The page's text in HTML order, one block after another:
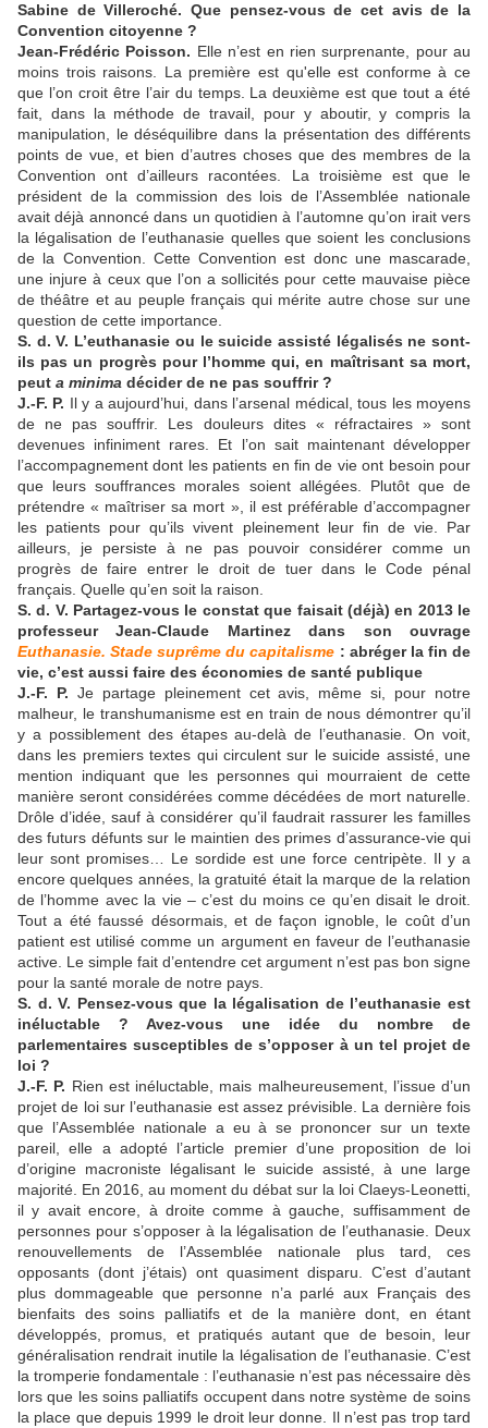
Sabine de Villeroché. Que pensez-vous de cet avis de la
Convention citoyenne ?
Jean-Frédéric Poisson. Elle n’est en rien surprenante, pour au
moins trois raisons. La première est qu'elle est conforme à ce
que l’on croit être l’air du temps. La deuxième est que tout a été
fait, dans la méthode de travail, pour y aboutir, y compris la
manipulation, le déséquilibre dans la présentation des différents
points de vue, et bien d’autres choses que des membres de la
Convention ont d’ailleurs racontées. La troisième est que le
président de la commission des lois de l’Assemblée nationale
avait déjà annoncé dans un quotidien à l’automne qu’on irait vers
la légalisation de l’euthanasie quelles que soient les conclusions
de la Convention. Cette Convention est donc une mascarade,
une injure à ceux que l’on a sollicités pour cette mauvaise pièce
de théâtre et au peuple français qui mérite autre chose sur une
question de cette importance.
S. d. V. L’euthanasie ou le suicide assisté légalisés ne sont-
ils pas un progrès pour l’homme qui, en maîtrisant sa mort,
peut a minima décider de ne pas souffrir ?
J.-F. P. Il y a aujourd’hui, dans l’arsenal médical, tous les moyens
de ne pas souffrir. Les douleurs dites « réfractaires » sont
devenues infiniment rares. Et l’on sait maintenant développer
l’accompagnement dont les patients en fin de vie ont besoin pour
que leurs souffrances morales soient allégées. Plutôt que de
prétendre « maîtriser sa mort », il est préférable d’accompagner
les patients pour qu’ils vivent pleinement leur fin de vie. Par
ailleurs, je persiste à ne pas pouvoir considérer comme un
progrès de faire entrer le droit de tuer dans le Code pénal
français. Quelle qu’en soit la raison.
S. d. V. Partagez-vous le constat que faisait (déjà) en 2013 le
professeur Jean-Claude Martinez dans son ouvrage
Euthanasie. Stade suprême du capitalisme : abréger la fin de
vie, c’est aussi faire des économies de santé publique
J.-F. P. Je partage pleinement cet avis, même si, pour notre
malheur, le transhumanisme est en train de nous démontrer qu’il
y a possiblement des étapes au-delà de l’euthanasie. On voit,
dans les premiers textes qui circulent sur le suicide assisté, une
mention indiquant que les personnes qui mourraient de cette
manière seront considérées comme décédées de mort naturelle.
Drôle d’idée, sauf à considérer qu’il faudrait rassurer les familles
des futurs défunts sur le maintien des primes d’assurance-vie qui
leur sont promises… Le sordide est une force centripète. Il y a
encore quelques années, la gratuité était la marque de la relation
de l’homme avec la vie – c’est du moins ce qu’en disait le droit.
Tout a été faussé désormais, et de façon ignoble, le coût d’un
patient est utilisé comme un argument en faveur de l’euthanasie
active. Le simple fait d’entendre cet argument n’est pas bon signe
pour la santé morale de notre pays.
S. d. V. Pensez-vous que la légalisation de l’euthanasie est
inéluctable ? Avez-vous une idée du nombre de
parlementaires susceptibles de s’opposer à un tel projet de
loi ?
J.-F. P. Rien est inéluctable, mais malheureusement, l’issue d’un
projet de loi sur l’euthanasie est assez prévisible. La dernière fois
que l’Assemblée nationale a eu à se prononcer sur un texte
pareil, elle a adopté l’article premier d’une proposition de loi
d’origine macroniste légalisant le suicide assisté, à une large
majorité. En 2016, au moment du débat sur la loi Claeys-Leonetti,
il y avait encore, à droite comme à gauche, suffisamment de
personnes pour s’opposer à la légalisation de l’euthanasie. Deux
renouvellements de l’Assemblée nationale plus tard, ces
opposants (dont j’étais) ont quasiment disparu. C’est d’autant
plus dommageable que personne n’a parlé aux Français des
bienfaits des soins palliatifs et de la manière dont, en étant
développés, promus, et pratiqués autant que de besoin, leur
généralisation rendrait inutile la légalisation de l’euthanasie. C’est
la tromperie fondamentale : l’euthanasie n’est pas nécessaire dès
lors que les soins palliatifs occupent dans notre système de soins
la place que depuis 1999 le droit leur donne. Il n’est pas trop tard